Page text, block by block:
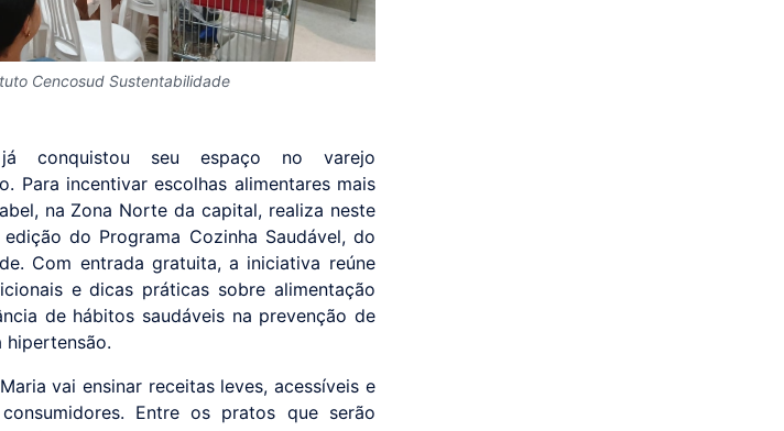
Cencosud Sustentabilidade
conquistou seu espaço no varejo
Para incentivar escolhas alimentares mais
na Zona Norte da capital, realiza neste
do Programa Cozinha Saudável, do
Com entrada gratuita, a iniciativa reúne
e dicas práticas sobre alimentação
de hábitos saudáveis na prevenção de
hipertensão.
vai ensinar receitas leves, acessíveis e
Entre os pratos que serão